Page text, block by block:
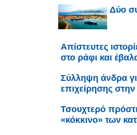
Δύο
Απίστευτες
στο ράφι και
Σύλληψη άνδρα
επιχείρησης
Τσουχτερό
«κόκκινο» των